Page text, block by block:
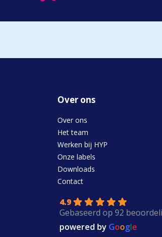
Over ons
Over ons
Het team
Werken bij HYP
Onze labels
Downloads
Contact
4.9
Gebaseerd op 92
powered by Google